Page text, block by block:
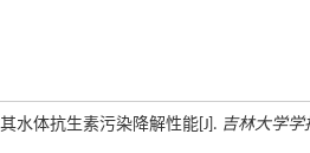
水体抗生素污染降解性能[J]. 吉林大学学